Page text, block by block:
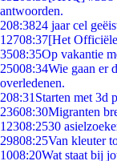
antwoorden.
208:3824 jaar cel
12708:37[Het
3508:35Op vakantie
25008:34Wie gaan er
overledenen.
208:31 Starten met 3d
23608:30Migranten
12308:2530
29808:25Van kleuter
1008:20Wat staat bij